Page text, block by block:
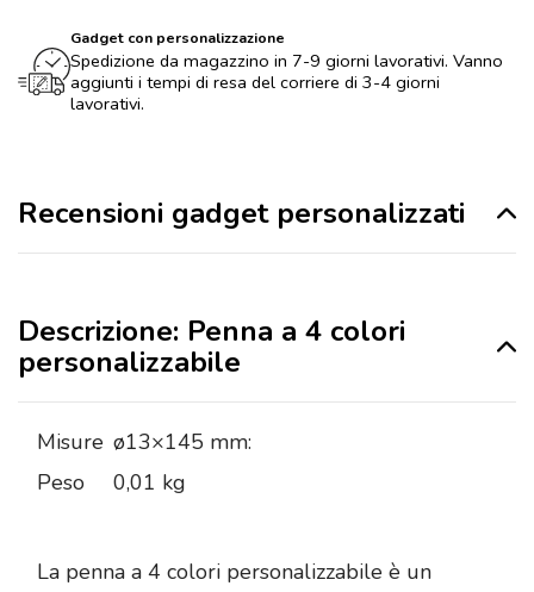
Gadget con personalizzazione
Spedizione da magazzino in 7-9 giorni lavorativi. Vanno
aggiunti i tempi di resa del corriere di 3-4 giorni
lavorativi.
Recensioni gadget personalizzati
Descrizione: Penna a 4 colori
personalizzabile
Misure ø13×145 mm:
Peso
0,01 kg
La penna a 4 colori personalizzabile è un